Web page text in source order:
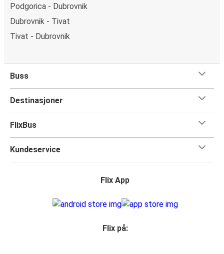
Podgorica - Dubrovnik
Dubrovnik - Tivat
Tivat - Dubrovnik
Buss
Destinasjoner
FlixBus
Kundeservice
Flix App
Flix på: